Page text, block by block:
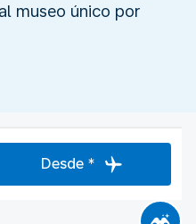
museo único por
Desde *